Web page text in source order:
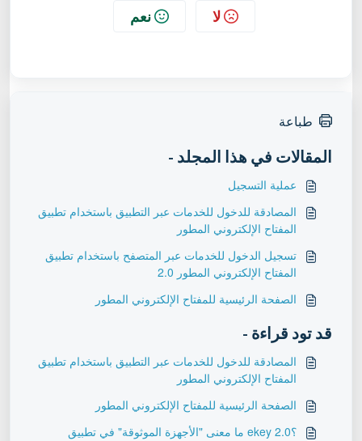
لا نعم
طباعة
المقالات في هذا المجلد -
عملية التسجيل
المصادقة للدخول للخدمات عبر التطبيق باستخدام تطبيق
المفتاح الإلكتروني المطور
تسجيل الدخول للخدمات عبر المتصفح باستخدام تطبيق
المفتاح الإلكتروني المطور 2.0
الصفحة الرئيسية للمفتاح الإلكتروني المطور
قد تود قراءة -
المصادقة للدخول للخدمات عبر التطبيق باستخدام تطبيق
المفتاح الإلكتروني المطور
الصفحة الرئيسية للمفتاح الإلكتروني المطور
؟ekey 2.0 ما معنى "الأجهزة الموثوقة" في تطبيق